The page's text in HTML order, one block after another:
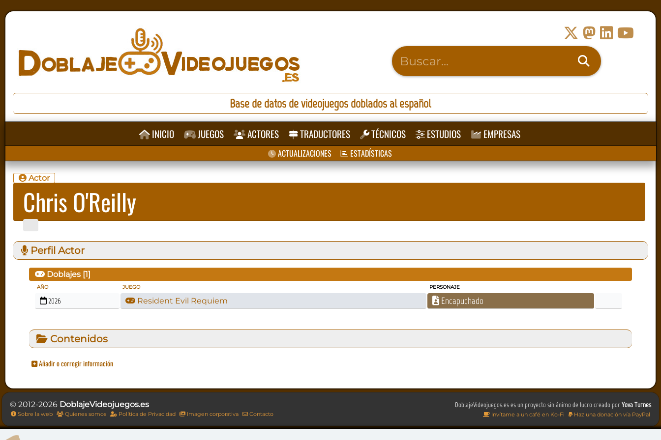
Base de datos de videojuegos doblados al español
INICIO JUEGOS ACTORES TRADUCTORES TÉCNICOS ESTUDIOS EMPRESAS
ACTUALIZACIONES ESTADÍSTICAS
Actor
Chris O'Reilly
Perfil Actor
Doblajes [1]
AÑO JUEGO PERSONAJE
2026 Resident Evil Requiem Encapuchado
Contenidos
Añadir o corregir información
DoblajeVideojuegos.es es un proyecto sin ánimo de lucro creado porYova Turnes
Invítame a un café en Ko-Fi Haz una donación vía PayPal
© 2012-2026 DoblajeVideojuegos.es
Sobre la web Quienes somos Política de Privacidad Imagen corporativa Contacto